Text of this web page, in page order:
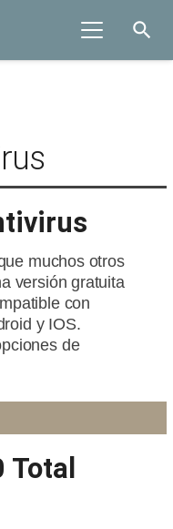
search
muchos otros
versión gratuita
con
y IOS.
de